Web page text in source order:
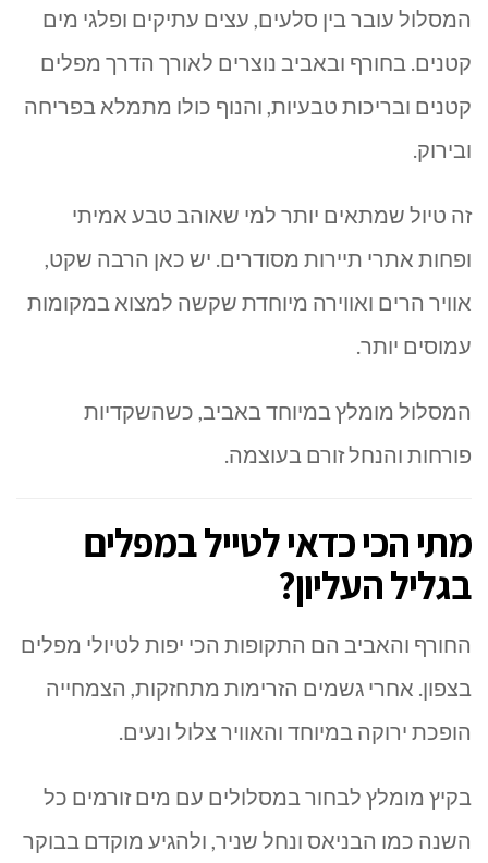
המסלול עובר בין סלעים, עצים עתיקים ופלגי מים
קטנים. בחורף ובאביב נוצרים לאורך הדרך מפלים
קטנים ובריכות טבעיות, והנוף כולו מתמלא בפריחה
ובירוק.
זה טיול שמתאים יותר למי שאוהב טבע אמיתי
ופחות אתרי תיירות מסודרים. יש כאן הרבה שקט,
אוויר הרים ואווירה מיוחדת שקשה למצוא במקומות
עמוסים יותר.
המסלול מומלץ במיוחד באביב, כשהשקדיות
פורחות והנחל זורם בעוצמה.
מתי הכי כדאי לטייל במפלים
בגליל העליון?
החורף והאביב הם התקופות הכי יפות לטיולי מפלים
בצפון. אחרי גשמים הזרימות מתחזקות, הצמחייה
הופכת ירוקה במיוחד והאוויר צלול ונעים.
בקיץ מומלץ לבחור במסלולים עם מים זורמים כל
השנה כמו הבניאס ונחל שניר, ולהגיע מוקדם בבוקר